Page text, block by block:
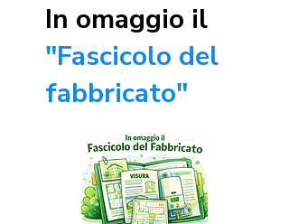
In omaggio il
"Fascicolo del
fabbricato"